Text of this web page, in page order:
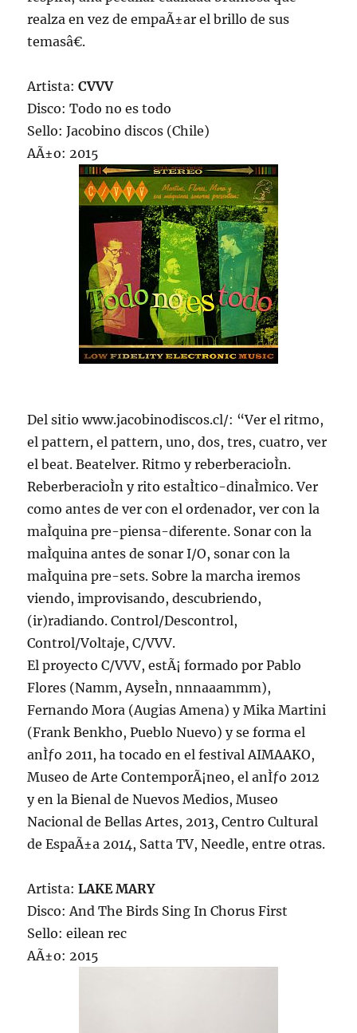
realza en vez de empaÃ±ar el brillo de sus
temasâ€.
Artista:CVVV
Disco: Todo no es todo
Sello: Jacobino discos (Chile)
AÃ±o: 2015
Del sitio www.jacobinodiscos.cl/: “Ver el ritmo,
el pattern, el pattern, uno, dos, tres, cuatro, ver
el beat. Beatelver. Ritmo y reberberacioÌn.
ReberberacioÌn y rito estaÌtico-dinaÌmico. Ver
como antes de ver con el ordenador, ver con la
maÌquina pre-piensa-diferente. Sonar con la
maÌquina antes de sonar I/O, sonar con la
maÌquina pre-sets. Sobre la marcha iremos
viendo, improvisando, descubriendo,
(ir)radiando. Control/Descontrol,
Control/Voltaje, C/VVV.
El proyecto C/VVV, estÃ¡ formado por Pablo
Flores (Namm, AyseÌn, nnnaaammm),
Fernando Mora (Augias Amena) y Mika Martini
(Frank Benkho, Pueblo Nuevo) y se forma el
anÌƒo 2011, ha tocado en el festival AIMAAKO,
Museo de Arte ContemporÃ¡neo, el anÌƒo 2012
y en la Bienal de Nuevos Medios, Museo
Nacional de Bellas Artes, 2013, Centro Cultural
de EspaÃ±a 2014, Satta TV, Needle, entre otras.
Artista:LAKE MARY
Disco: And The Birds Sing In Chorus First
Sello: eilean rec
AÃ±o: 2015